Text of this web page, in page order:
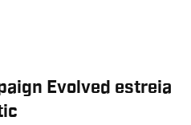
Evolved estreia